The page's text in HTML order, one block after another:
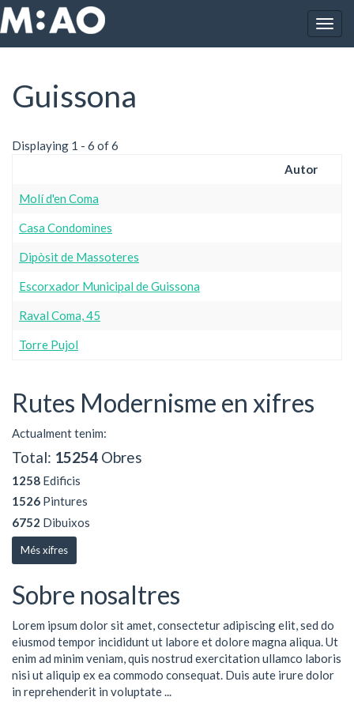
Vés al contingut
Inici Guissona
Guissona
Displaying 1 - 6 of 6
Autor
Molí d'en Coma
Casa Condomines
Dipòsit de Massoteres
Escorxador Municipal de Guissona
Raval Coma, 45
Torre Pujol
Rutes Modernisme en xifres
Actualment tenim:
Total: 15254 Obres
1258 Edificis
1526 Pintures
6752 Dibuixos
Més xifres
Sobre nosaltres
Lorem ipsum dolor sit amet, consectetur adipiscing elit, sed do
eiusmod tempor incididunt ut labore et dolore magna aliqua. Ut
enim ad minim veniam, quis nostrud exercitation ullamco laboris
nisi ut aliquip ex ea commodo consequat. Duis aute irure dolor
in reprehenderit in voluptate ...